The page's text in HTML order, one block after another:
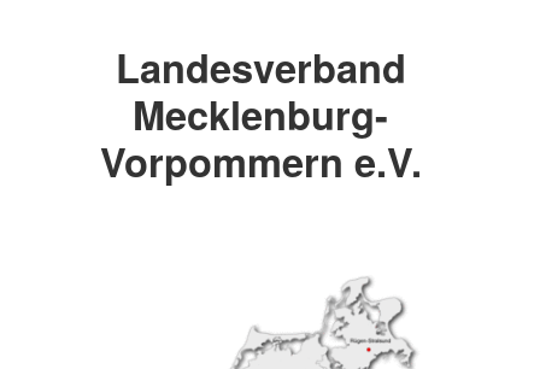
Landesverband
Mecklenburg-
Vorpommern e.V.